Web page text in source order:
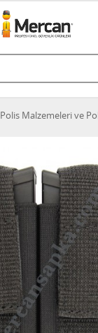
Polis Malzemeleri ve